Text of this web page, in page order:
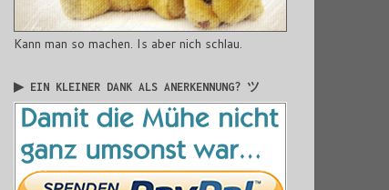
Kann man so machen. Is aber nich schlau.
▶ EIN KLEINER DANK ALS ANERKENNUNG? ツ